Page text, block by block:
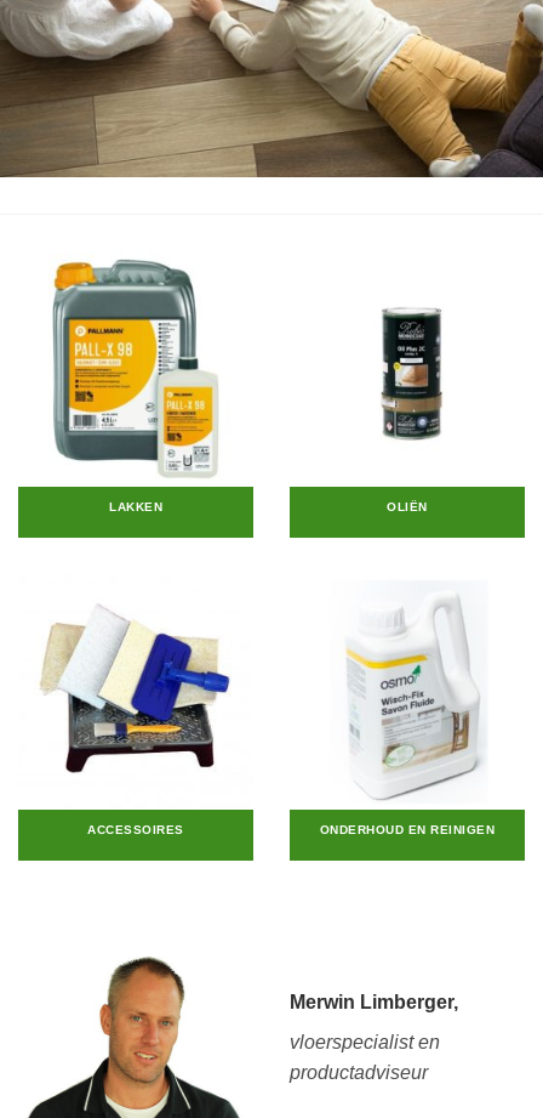
LAKKEN OLIËN
ACCESSOIRES ONDERHOUD EN REINIGEN
Merwin Limberger,
vloerspecialist en
productadviseur